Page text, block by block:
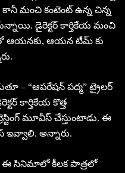
మంచి కంటెంట్ ఉన్న చిన్న
డైరెక్టర్ కార్తికేయ మంచి
ఆయనకు, ఆయన టీమ్ కు
– “ఆపరేషన్ పద్మ” ట్రైలర్
కార్తికేయ కొత్త
మూవీస్ చేస్తుంటాడు. ఈ
ఇవ్వాలి. అన్నారు.
ఈ సినిమాలో కీలక పాత్రలో